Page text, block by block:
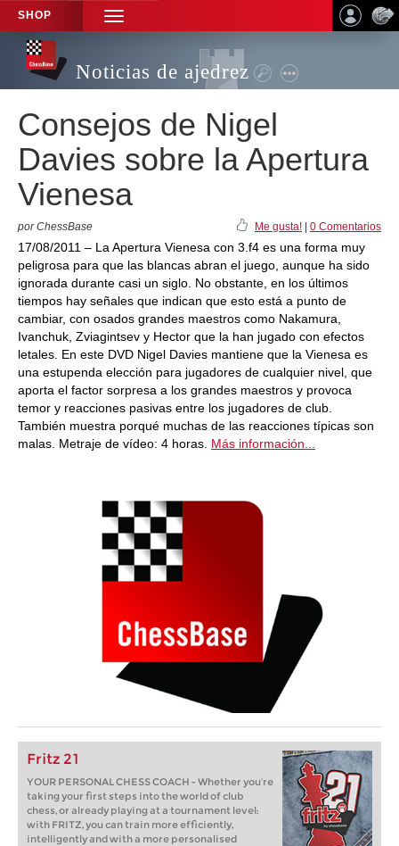
SHOP
TOGGLE
NAVIGATION
Noticias de ajedrez
Consejos de Nigel
Davies sobre la Apertura
Vienesa
por ChessBase Me gusta! 0 Comentarios
17/08/2011 – La Apertura Vienesa con 3.f4 es una forma muy
peligrosa para que las blancas abran el juego, aunque ha sido
ignorada durante casi un siglo. No obstante, en los últimos
tiempos hay señales que indican que esto está a punto de
cambiar, con osados grandes maestros como Nakamura,
Ivanchuk, Zviagintsev y Hector que la han jugado con efectos
letales. En este DVD Nigel Davies mantiene que la Vienesa es
una estupenda elección para jugadores de cualquier nivel, que
aporta el factor sorpresa a los grandes maestros y provoca
temor y reacciones pasivas entre los jugadores de club.
También muestra porqué muchas de las reacciones típicas son
malas. Metraje de vídeo: 4 horas. Más información...
Fritz 21
YOUR PERSONAL CHESS COACH - Whether you’re
taking your first steps into the world of club
chess, or already playing at a tournament level:
with FRITZ, you can train more efficiently,
intelligently and with a more personalised